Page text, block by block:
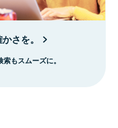
さを。
もスムーズに。